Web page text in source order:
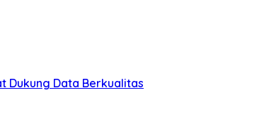
Dukung Data Berkualitas